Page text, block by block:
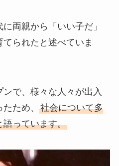
両親から「いい子だ」
られたと述べていま
で、様々な人々が出入
ため、 社会について多
語っています。